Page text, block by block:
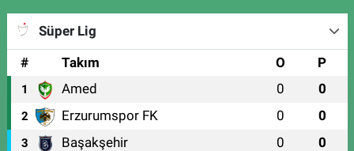
Süper Lig
#
Takım O P
1 Amed 0 0
2 Erzurumspor FK 0 0
3 Başakşehir 0 0